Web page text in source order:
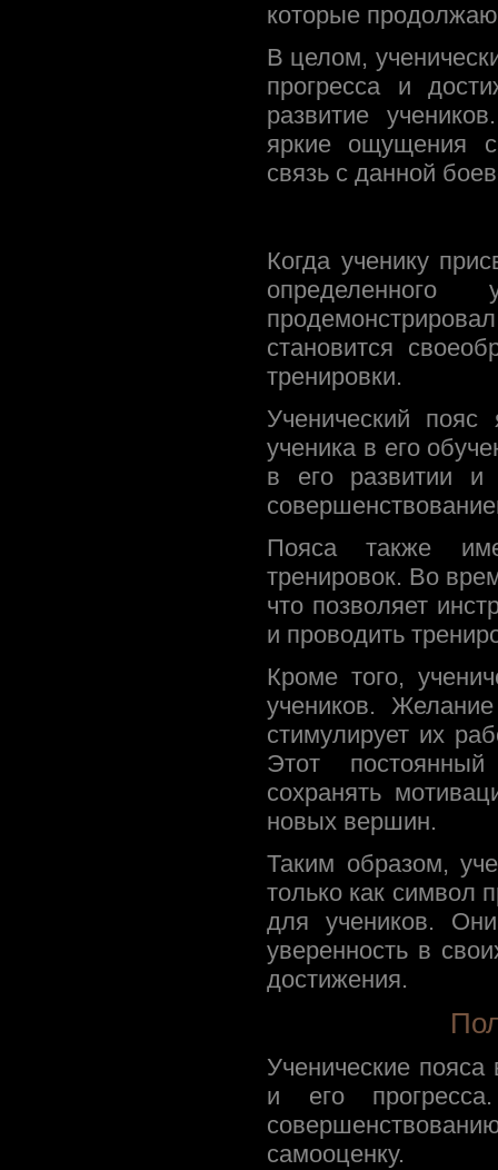
которые
В целом,
прогресса и
развитие
яркие ощущения
связь с данной
Когда ученику
становится
тренировки.
Ученический пояс
ученика в его
в его развитии и
Пояса также
тренировок. Во
что позволяет
и проводить
Кроме того,
учеников.
стимулирует их
Этот
сохранять
новых вершин.
Таким образом,
только как символ
для учеников.
уверенность в
достижения.
Ученические
и его
самооценку.